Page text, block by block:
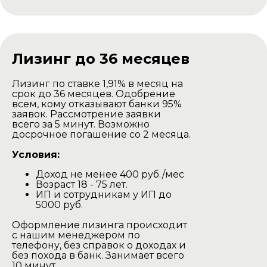
Лизинг до 36 месяцев
Лизинг по ставке 1,91% в месяц на
срок до 36 месяцев. Одобрение
всем, кому отказывают банки 95%
заявок. Рассмотрение заявки
всего за 5 минут. Возможно
досрочное погашение со 2 месяца.
Условия:
Доход не менее 400 руб./мес
Возраст 18 - 75 лет.
ИП и сотрудникам у ИП до
5000 руб.
Оформление лизинга происходит
с нашим менеджером по
телефону, без справок о доходах и
без похода в банк. Занимает всего
сборки
Баня доставляется в разобранном
виде на тентованной газеле.
Наша газель проезжаедет в любом
дачном участке.
Выгрузка производится своими
силами.
Минск и Минская область